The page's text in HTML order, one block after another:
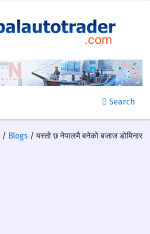
Search
/ Blogs / यस्तो छ नेपालमै बनेको बजाज डोमिनार